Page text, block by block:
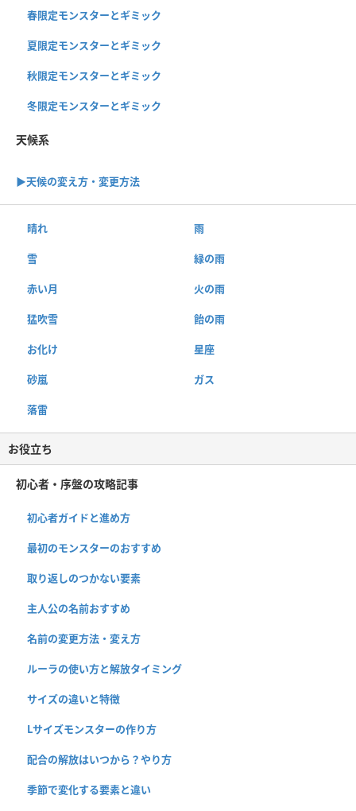
春限定モンスターとギミック
夏限定モンスターとギミック
秋限定モンスターとギミック
冬限定モンスターとギミック
天候系
▶︎天候の変え方・変更方法
晴れ 雨
雪 緑の雨
赤い月 火の雨
猛吹雪 飴の雨
お化け 星座
砂嵐 ガス
落雷
お役立ち
初心者・序盤の攻略記事
初心者ガイドと進め方
最初のモンスターのおすすめ
取り返しのつかない要素
主人公の名前おすすめ
名前の変更方法・変え方
ルーラの使い方と解放タイミング
サイズの違いと特徴
Lサイズモンスターの作り方
配合の解放はいつから？やり方
季節で変化する要素と違い